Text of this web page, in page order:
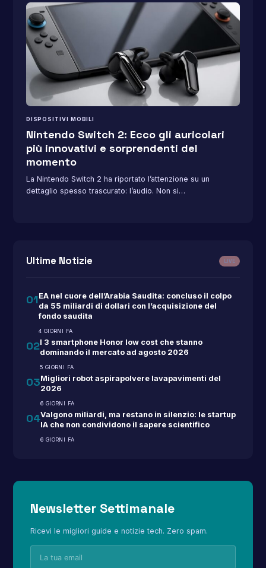
DISPOSITIVI MOBILI
Nintendo Switch 2: Ecco gli auricolari
più innovativi e sorprendenti del
momento
La Nintendo Switch 2 ha riportato l’attenzione su un
dettaglio spesso trascurato: l’audio. Non si…
Ultime Notizie LIVE
01EA nel cuore dell’Arabia Saudita: concluso il colpo
da 55 miliardi di dollari con l’acquisizione del
fondo saudita
4 GIORNI FA
02I 3 smartphone Honor low cost che stanno
dominando il mercato ad agosto 2026
5 GIORNI FA
03Migliori robot aspirapolvere lavapavimenti del
2026
6 GIORNI FA
04Valgono miliardi, ma restano in silenzio: le startup
IA che non condividono il sapere scientifico
6 GIORNI FA
Newsletter Settimanale
Ricevi le migliori guide e notizie tech. Zero spam.